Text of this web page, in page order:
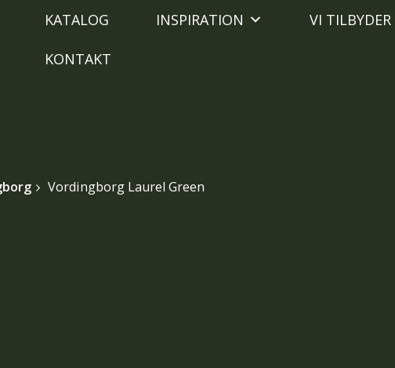
KATALOG INSPIRATION VI TILBYDER
KONTAKT
Vordingborg Laurel Green